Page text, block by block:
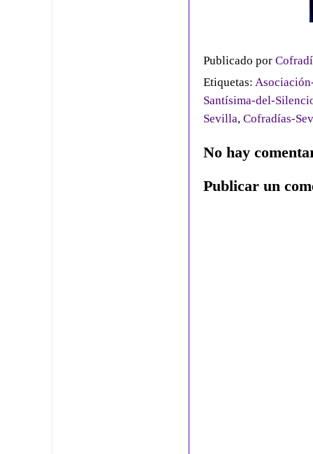
Publicado por
Etiquetas:
Santísima-del-
Sevilla, Cofradías-
No hay
Publicar un